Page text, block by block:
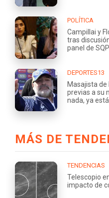
POLÍTICA
Campillai y
tras
panel de
DEPORTES13
Masajista
previas a su
nada, ya
MÁS DE
TENDENCIAS
Telescopio
impacto de